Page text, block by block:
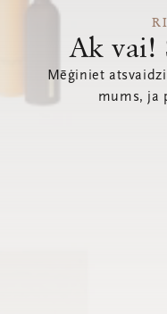
Ak vai!
Mēģiniet
mums, ja